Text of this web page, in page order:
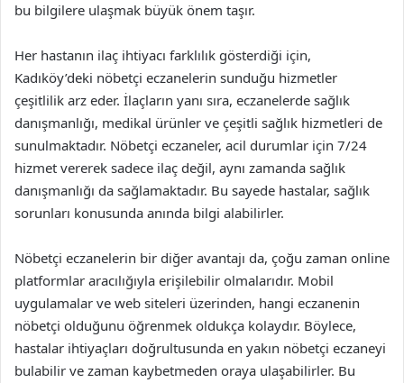
bu bilgilere ulaşmak büyük önem taşır.
Her hastanın ilaç ihtiyacı farklılık gösterdiği için,
Kadıköy’deki nöbetçi eczanelerin sunduğu hizmetler
çeşitlilik arz eder. İlaçların yanı sıra, eczanelerde sağlık
danışmanlığı, medikal ürünler ve çeşitli sağlık hizmetleri de
sunulmaktadır. Nöbetçi eczaneler, acil durumlar için 7/24
hizmet vererek sadece ilaç değil, aynı zamanda sağlık
danışmanlığı da sağlamaktadır. Bu sayede hastalar, sağlık
sorunları konusunda anında bilgi alabilirler.
Nöbetçi eczanelerin bir diğer avantajı da, çoğu zaman online
platformlar aracılığıyla erişilebilir olmalarıdır. Mobil
uygulamalar ve web siteleri üzerinden, hangi eczanenin
nöbetçi olduğunu öğrenmek oldukça kolaydır. Böylece,
hastalar ihtiyaçları doğrultusunda en yakın nöbetçi eczaneyi
bulabilir ve zaman kaybetmeden oraya ulaşabilirler. Bu